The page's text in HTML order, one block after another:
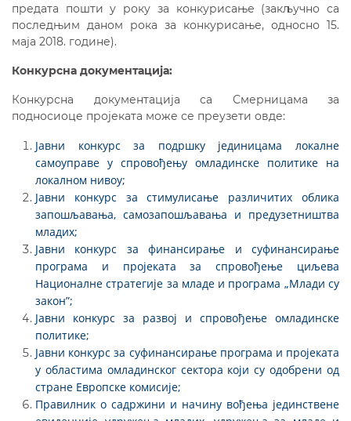
предата пошти у року за конкурисање (закључно са
последњим даном рока за конкурисање, односно 15.
маја 2018. године).
Конкурсна документација:
Конкурсна документација са Смерницама за
подносиоце пројеката може се преузети овде:
Јавни конкурс за подршку јединицама локалне
самоуправе у спровођењу омладинске политике на
локалном нивоу;
Jавни конкурс за стимулисање различитих облика
запошљавања, самозапошљавања и предузетништва
младих;
Jавни конкурс за финансирање и суфинансирање
програма и пројеката за спровођење циљева
Националне стратегије за младе и програма „Млади су
закон”;
Jавни конкурс за развој и спровођење омладинске
политике;
Јавни конкурс за суфинансирање програма и пројеката
у областима омладинског сектора који су одобрени од
стране Европске комисије;
Правилник о садржини и начину вођења јединствене